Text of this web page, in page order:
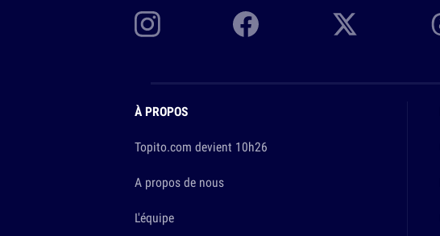
À PROPOS
Topito.com devient 10h26
A propos de nous
L'équipe